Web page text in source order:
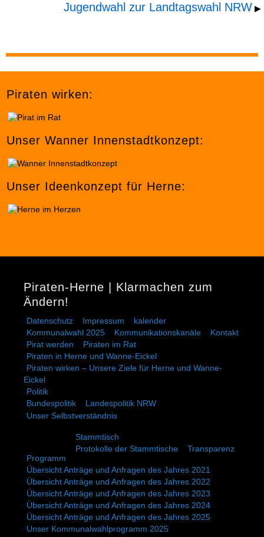
Jugendwahl zur Landtagswahl NRW ▶
Piraten wirken:
Unser Wanner Innenstadtkonzept:
Unser Ideenkonzept für Herne:
Piraten-Herne | Klarmachen zum
Ändern!
Datenschutz Impressum
kalender
Kommunalwahl 2025
Kommunikationskanäle
Kontakt
Pirat werden
Piraten im Rat
Piraten in Herne und Wanne-Eickel
Piraten wirken – Unsere Ziele für Herne und Wanne-
Eickel
Politik
Bundespolitik
Landespolitik NRW
Unser Selbstverständnis
Programm
Stammtisch
Protokolle der Stammtische
Transparenz
Übersicht Anträge und Anfragen des Jahres 2021
Übersicht Anträge und Anfragen des Jahres 2022
Übersicht Anträge und Anfragen des Jahres 2023
Übersicht Anträge und Anfragen des Jahres 2024
Übersicht Anträge und Anfragen des Jahres 2025
Unser Kommunalwahlprogramm 2025